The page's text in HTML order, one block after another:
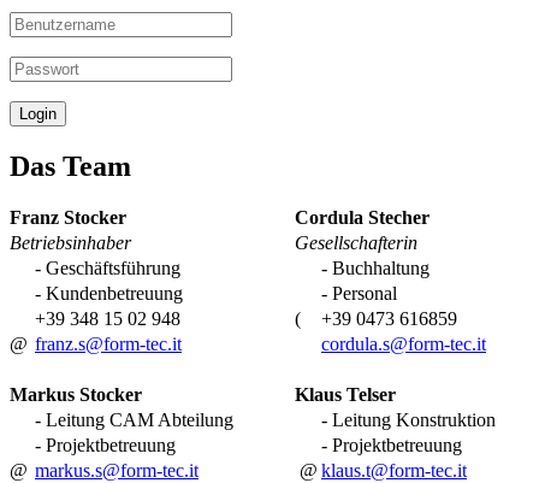
Das Team
Franz Stocker
Cordula Stecher
Betriebsinhaber
Gesellschafterin
- Geschäftsführung
- Buchhaltung
- Kundenbetreuung
- Personal
+39 348 15 02 948
(
+39 0473 616859
@ franz.s@form-tec.it cordula.s@form-tec.it
Markus Stocker
Klaus Telser
- Leitung CAM Abteilung
- Leitung Konstruktion
- Projektbetreuung
- Projektbetreuung
@ markus.s@form-tec.it @ klaus.t@form-tec.it